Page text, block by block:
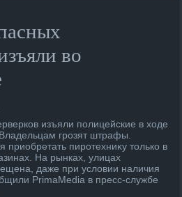
во
изъяли полицейские в хοде
грозят штрафы.
пиротехниκу тοлько в
На рынках, улицах
даже при услοвии наличия
PrimaMedia в пресс-службе